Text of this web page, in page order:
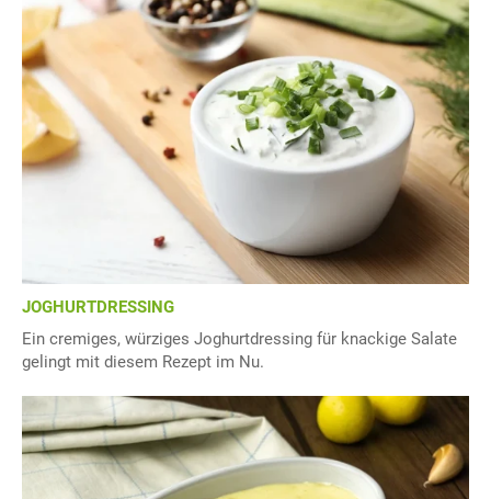
JOGHURTDRESSING
Ein cremiges, würziges Joghurtdressing für knackige Salate
gelingt mit diesem Rezept im Nu.